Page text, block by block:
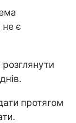
не є
протягом